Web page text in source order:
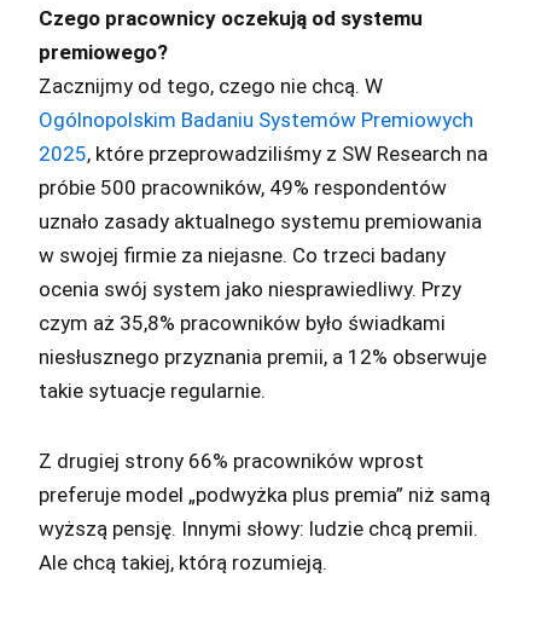
Czego pracownicy oczekują od systemu
premiowego?
Zacznijmy od tego, czego nie chcą. W
Ogólnopolskim Badaniu Systemów Premiowych
2025, które przeprowadziliśmy z SW Research na
próbie 500 pracowników, 49% respondentów
uznało zasady aktualnego systemu premiowania
w swojej firmie za niejasne. Co trzeci badany
ocenia swój system jako niesprawiedliwy. Przy
czym aż 35,8% pracowników było świadkami
niesłusznego przyznania premii, a 12% obserwuje
takie sytuacje regularnie.
Z drugiej strony 66% pracowników wprost
preferuje model „podwyżka plus premia” niż samą
wyższą pensję. Innymi słowy: ludzie chcą premii.
Ale chcą takiej, którą rozumieją.